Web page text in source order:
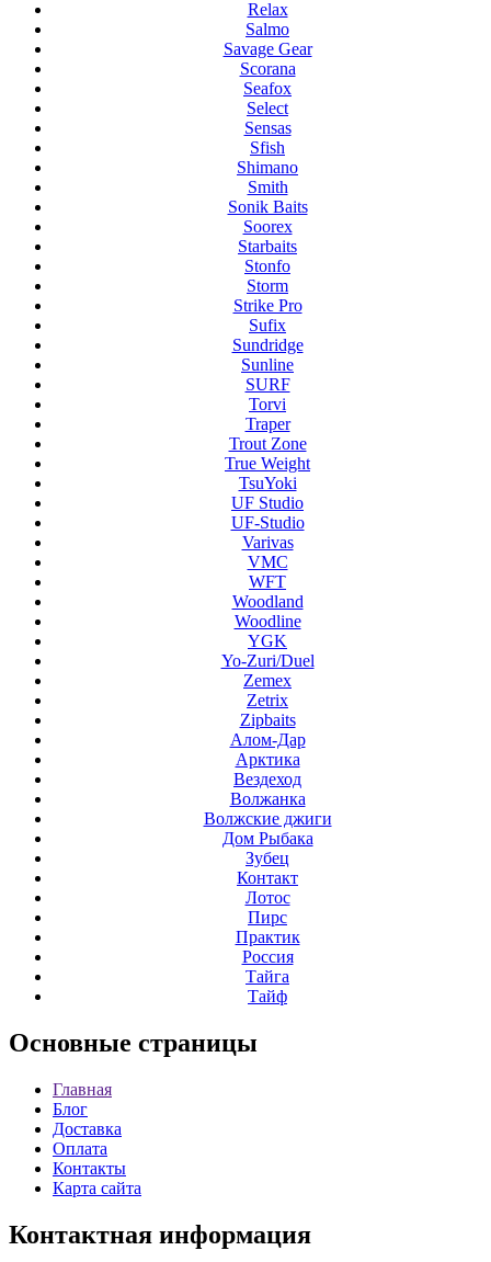
Relax
Salmo
Savage Gear
Scorana
Seafox
Select
Sensas
Sfish
Shimano
Smith
Sonik Baits
Soorex
Starbaits
Stonfo
Storm
Strike Pro
Sufix
Sundridge
Sunline
SURF
Torvi
Traper
Trout Zone
True Weight
TsuYoki
UF Studio
UF-Studio
Varivas
VMC
WFT
Woodland
Woodline
YGK
Yo-Zuri/Duel
Zemex
Zetrix
Zipbaits
Алом-Дар
Арктика
Вездеход
Волжанка
Волжские джиги
Дом Рыбака
Зубец
Контакт
Лотос
Пирс
Практик
Россия
Тайга
Тайф
Основные страницы
Главная
Блог
Доставка
Оплата
Контакты
Карта сайта
Контактная информация